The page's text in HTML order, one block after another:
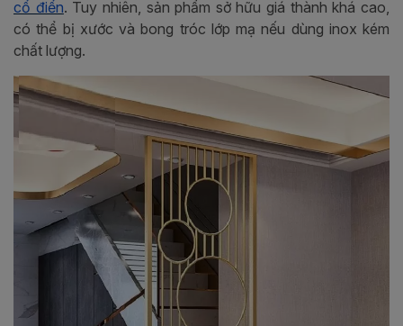
cổ điển. Tuy nhiên, sản phẩm sở hữu giá thành khá cao,
có thể bị xước và bong tróc lớp mạ nếu dùng inox kém
chất lượng.